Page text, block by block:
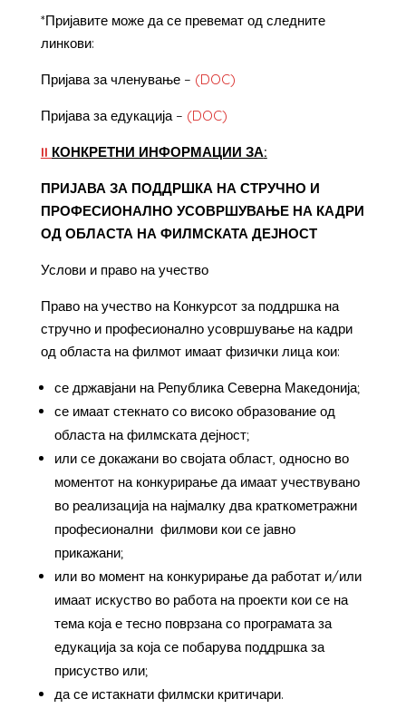
*Пријавите може да се превемат од следните
линкови:
Пријава за членување – (DOC)
Пријава за едукација – (DOC)
II КОНКРЕТНИ ИНФОРМАЦИИ ЗА:
ПРИЈАВА ЗА ПОДДРШКА НА СТРУЧНО И
ПРОФЕСИОНАЛНО УСОВРШУВАЊЕ НА КАДРИ
ОД ОБЛАСТА НА ФИЛМСКАТА ДЕЈНОСТ
Услови и право на учество
Право на учество на Конкурсот за поддршка на
стручно и професионално усовршување на кадри
од областа на филмот имаат физички лица кои:
се државјани на Република Северна Македонија;
се имаат стекнато со високо образование од
областа на филмската дејност;
или се докажани во својата област, односно во
моментот на конкурирање да имаат учествувано
во реализација на најмалку два краткометражни
професионални филмови кои се јавно
прикажани;
или во момент на конкурирање да работат и/или
имаат искуство во работа на проекти кои се на
тема која е тесно поврзана со програмата за
едукација за која се побарува поддршка за
присуство или;
да се истакнати филмски критичари.